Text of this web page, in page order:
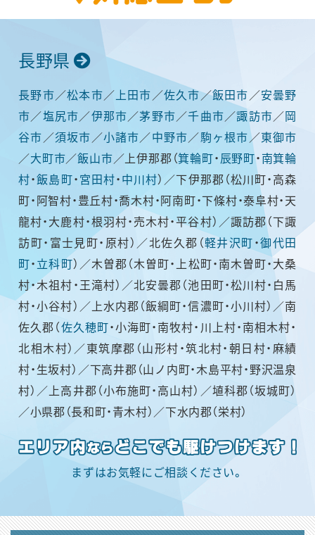
長野県
長野市／松本市／上田市／佐久市／飯田市／安曇野
市／塩尻市／伊那市／茅野市／千曲市／諏訪市／岡
谷市／須坂市／小諸市／中野市／駒ヶ根市／東御市
／大町市／飯山市／上伊那郡（箕輪町・辰野町・南箕輪
村・飯島町・宮田村・中川村）／下伊那郡（松川町・高森
町・阿智村・豊丘村・喬木村・阿南町・下條村・泰阜村・天
龍村・大鹿村・根羽村・売木村・平谷村）／諏訪郡（下諏
訪町・富士見町・原村）／北佐久郡（軽井沢町・御代田
町・立科町）／木曽郡（木曽町・上松町・南木曽町・大桑
村・木祖村・王滝村）／北安曇郡（池田町・松川村・白馬
村・小谷村）／上水内郡（飯綱町・信濃町・小川村）／南
佐久郡（佐久穂町・小海町・南牧村・川上村・南相木村・
北相木村）／東筑摩郡（山形村・筑北村・朝日村・麻績
村・生坂村）／下高井郡（山ノ内町・木島平村・野沢温泉
村）／上高井郡（小布施町・高山村）／埴科郡（坂城町）
／小県郡（長和町・青木村）／下水内郡（栄村）
まずはお気軽にご相談ください。